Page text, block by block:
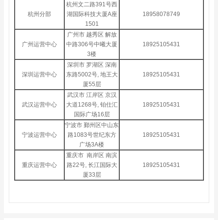
杭州分部
杭州文二路391号西
湖国际科技大厦A座
1501
18958078749
广州运营中心
广州市 越秀区 解放
中路306号中曦大厦
3楼
18925105431
深圳运营中心
深圳市 罗湖区 深南
东路5002号, 地王大
厦55层
18925105431
武汉运营中心
武汉市 江岸区 京汉
大道1268号, 铂仕汇
国际广场16层
18925105431
宁波运营中心
宁波市 鄞州区中山东
路1083号世纪东方
广场3A楼
18925105431
重庆运营中心
重庆市 南岸区 南滨
路22号, 长江国际大
厦33层
18925105431